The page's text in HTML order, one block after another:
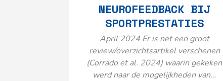
NEUROFEEDBACK BIJ
SPORTPRESTATIES
April 2024 Er is net een groot
review/overzichtsartikel verschenen
(Corrado et al. 2024) waarin gekeken
werd naar de mogelijkheden van…